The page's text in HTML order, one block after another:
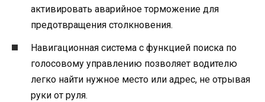
активировать аварийное торможение для
предотвращения столкновения.
Навигационная система с функцией поиска по
голосовому управлению позволяет водителю
легко найти нужное место или адрес, не отрывая
руки от руля.